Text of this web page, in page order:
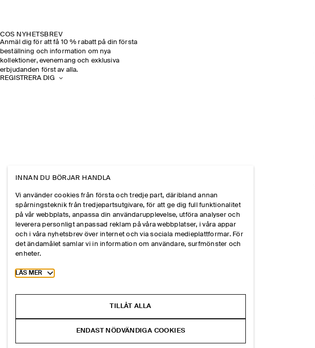
COS NYHETSBREV
Anmäl dig för att få 10 % rabatt på din första
beställning och information om nya
kollektioner, evenemang och exklusiva
erbjudanden först av alla.
REGISTRERA DIG
INNAN DU BÖRJAR HANDLA
Vi använder cookies från första och tredje part, däribland annan
spårningsteknik från tredjepartsutgivare, för att ge dig full funktionalitet
på vår webbplats, anpassa din användarupplevelse, utföra analyser och
leverera personligt anpassad reklam på våra webbplatser, i våra appar
och i våra nyhetsbrev över internet och via sociala medieplattformar. För
det ändamålet samlar vi in information om användare, surfmönster och
enheter.
Toggle more cookie information
LÄS MER
TILLÅT ALLA
ENDAST NÖDVÄNDIGA COOKIES